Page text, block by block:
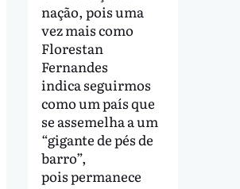
nação, pois uma
vez mais como
Florestan
Fernandes
indica seguirmos
como um país que
se assemelha a um
“gigante de pés de
barro”,
pois permanece